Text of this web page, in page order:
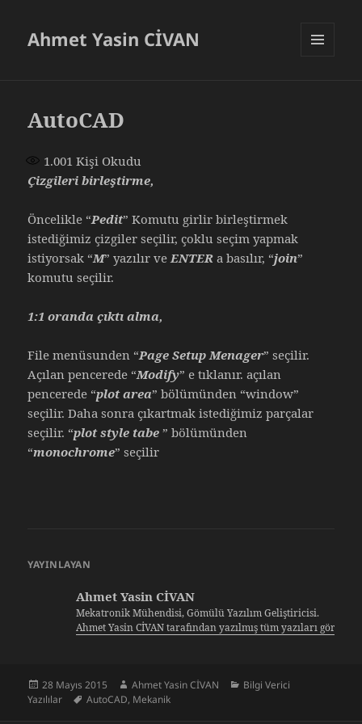
Ahmet Yasin CİVAN
AutoCAD
1.001 Kişi Okudu
Çizgileri birleştirme,
Öncelikle “Pedit” Komutu girlir birleştirmek
istediğimiz çizgiler seçilir, çoklu seçim yapmak
istiyorsak “M” yazılır veENTER a basılır, “join”
komutu seçilir.
1:1 oranda çıktı alma,
File menüsunden “Page Setup Menager” seçilir.
Açılan pencerede “Modify” e tıklanır. açılan
pencerede “plot area” bölümünden “window”
seçilir. Daha sonra çıkartmak istediğimiz parçalar
seçilir. “plot style tabe ” bölümünden
“monochrome” seçilir
YAYINLAYAN
Ahmet Yasin CİVAN
Mekatronik Mühendisi, Gömülü Yazılım Geliştiricisi.
Ahmet Yasin CİVAN tarafından yazılmış tüm yazıları
Yayın
tarihi
28 Mayıs 2015 Yazar
Ahmet Yasin CİVAN Kategoriler
Bilgi Verici
Yazılılar
Etiketler
AutoCAD, Mekanik